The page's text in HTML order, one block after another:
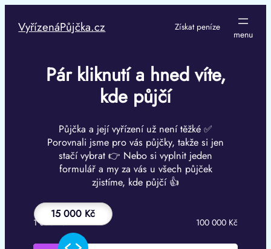
obsah
VyřízenáPůjčka.cz Získat peníze
Pár kliknutí a hned víte,
kde půjčí
Půjčka a její vyřízení už není těžké ✅
Porovnali jsme pro vás půjčky, takže si jen
stačí vybrat 👉 Nebo si vyplnit jeden
formulář a my za vás u všech půjček
zjistíme, kde půjčí 👍
15 000 Kč
1 000 Kč 100 000 Kč